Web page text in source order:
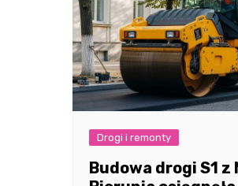
Drogi i remonty
Budowa drogi S1 z